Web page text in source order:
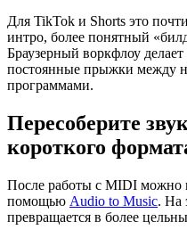
Для TikTok и Shorts это
интро, более понятный
Браузерный воркфлоу
постоянные прыжки между
программами.
Пересоберите
короткого
После работы с MIDI можно
помощью Audio to Music. На
превращается в более